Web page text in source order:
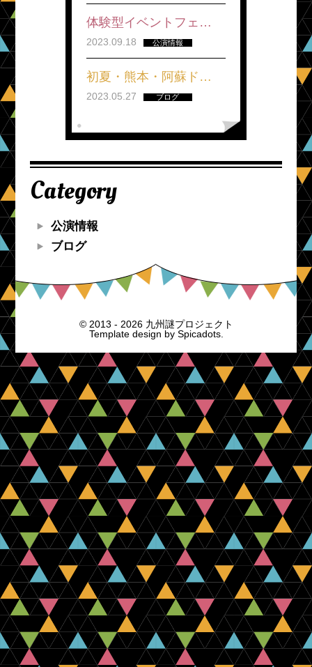
体験型イベントフェ…
2023.09.18 公演情報
初夏・熊本・阿蘇ド…
2023.05.27 ブログ
Category
公演情報
ブログ
© 2013 - 2026 九州謎プロジェクト
Template design by Spicadots.